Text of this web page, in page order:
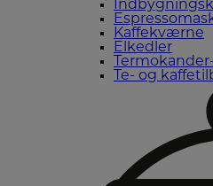
Kaffekværne
Elkedler
Te- og